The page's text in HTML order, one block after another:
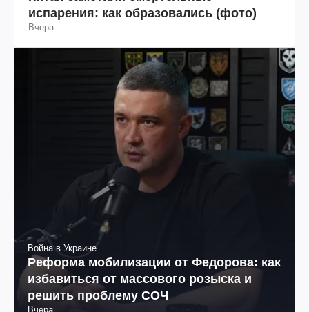
испарения: как образовались (фото)
Вчера
Война в Украине
Реформа мобилизации от Федорова: как
избавиться от массового розыска и
решить проблему СОЧ
Вчера